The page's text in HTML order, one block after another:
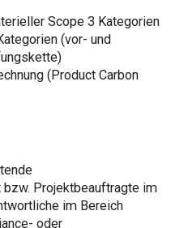
Scope 3 Kategorien
(vor- und
(Product Carbon
Projektbeauftragte im
im Bereich
oder